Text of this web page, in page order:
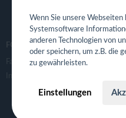
FOLGE UNS
Facebook
Instagram
Wenn Sie unsere Webseiten
Systemsoftware
anderen Technologien von
oder speichern, um z.B. die
zu gewährleisten.
Einstellungen